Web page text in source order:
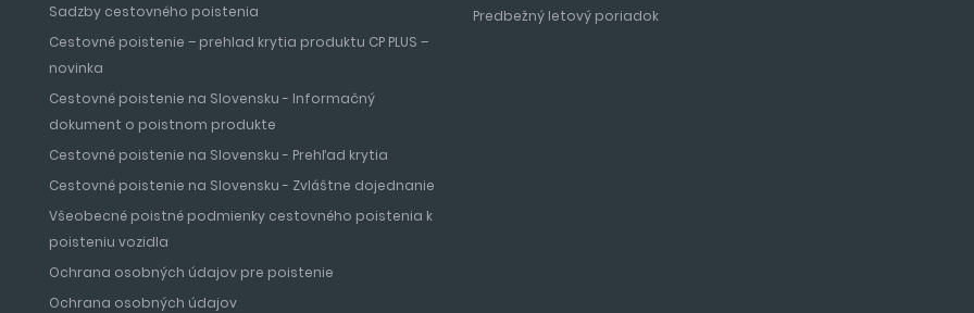
Sadzby cestovného poistenia
Cestovné poistenie – prehlad krytia produktu CP PLUS –
novinka
Cestovné poistenie na Slovensku - Informačný
dokument o poistnom produkte
Cestovné poistenie na Slovensku - Prehľad krytia
Cestovné poistenie na Slovensku - Zvláštne dojednanie
Všeobecné poistné podmienky cestovného poistenia k
poisteniu vozidla
Ochrana osobných údajov pre poistenie
Ochrana osobných údajov
Predbežný letový poriadok